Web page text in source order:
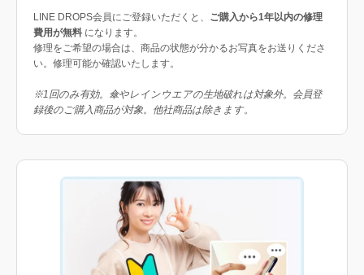
LINE DROPS会員にご登録いただくと、 ご購入から1年以内の修理
費用が無料 になります。
修理をご希望の場合は、商品の状態が分かるお写真をお送りくださ
い。修理可能か確認いたします。
※1回のみ有効。傘やレインウエアの生地破れは対象外。会員登
録後のご購入商品が対象。他社商品は除きます。